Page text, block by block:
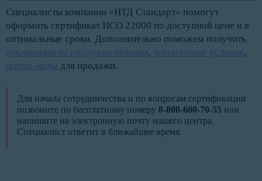
Специалисты компании «НТД Стандарт» помогут
оформить сертификат ИСО 22000 по доступной цене и в
оптимальные сроки. Дополнительно поможем получить
декларации на продукты питания, технические условия,
штрих-коды для продажи.
Для начала сотрудничества и по вопросам сертификации
позвоните по бесплатному номеру 8-800-600-70-55 или
напишите на электронную почту нашего центра.
Специалист ответит в ближайшее время.